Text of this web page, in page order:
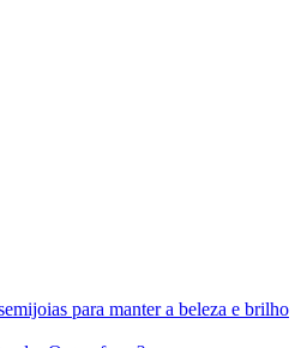
para manter a beleza e brilho